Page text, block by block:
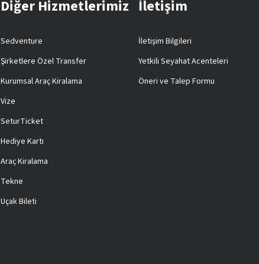
Diğer Hizmetlerimiz
Sedventure
Şirketlere Özel Transfer
Kurumsal Araç Kiralama
Vize
SeturTicket
Hediye Kartı
Araç Kiralama
Tekne
Uçak Bileti
İletişim
İletişim Bilgileri
Yetkili Seyahat Acenteleri
Öneri ve Talep Formu